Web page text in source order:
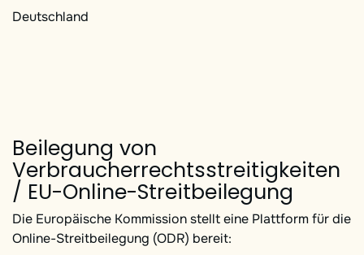
Deutschland
Beilegung von
Verbraucherrechtsstreitigkeiten
/ EU-Online-Streitbeilegung
Die Europäische Kommission stellt eine Plattform für die
Online-Streitbeilegung (ODR) bereit: